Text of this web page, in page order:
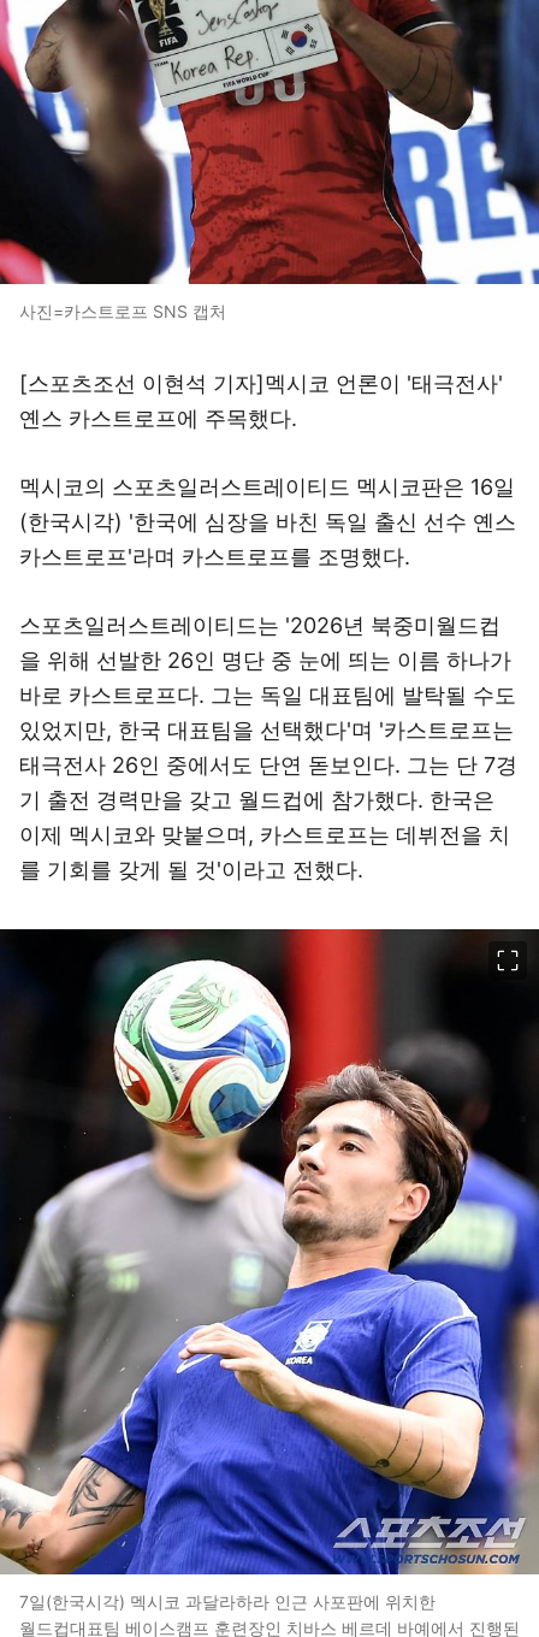
사진=카스트로프 SNS 캡처
[스포츠조선 이현석 기자]멕시코 언론이 '태극전사'
옌스 카스트로프에 주목했다.
멕시코의 스포츠일러스트레이티드 멕시코판은 16일
(한국시각) '한국에 심장을 바친 독일 출신 선수 옌스
카스트로프'라며 카스트로프를 조명했다.
스포츠일러스트레이티드는 '2026년 북중미월드컵
을 위해 선발한 26인 명단 중 눈에 띄는 이름 하나가
바로 카스트로프다. 그는 독일 대표팀에 발탁될 수도
있었지만, 한국 대표팀을 선택했다'며 '카스트로프는
태극전사 26인 중에서도 단연 돋보인다. 그는 단 7경
기 출전 경력만을 갖고 월드컵에 참가했다. 한국은
이제 멕시코와 맞붙으며, 카스트로프는 데뷔전을 치
를 기회를 갖게 될 것'이라고 전했다.
7일(한국시각) 멕시코 과달라하라 인근 사포판에 위치한
월드컵대표팀 베이스캠프 훈련장인 치바스 베르데 바예에서 진행된